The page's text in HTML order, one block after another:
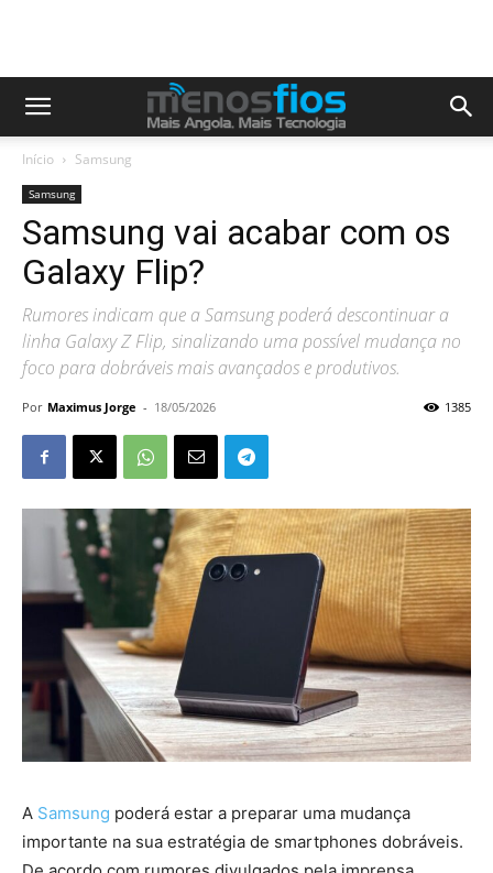
Início Samsung
Samsung
Samsung vai acabar com os
Galaxy Flip?
Rumores indicam que a Samsung poderá descontinuar a
linha Galaxy Z Flip, sinalizando uma possível mudança no
foco para dobráveis mais avançados e produtivos.
Por Maximus Jorge - 18/05/2026 1385
A Samsung poderá estar a preparar uma mudança
importante na sua estratégia de smartphones dobráveis.